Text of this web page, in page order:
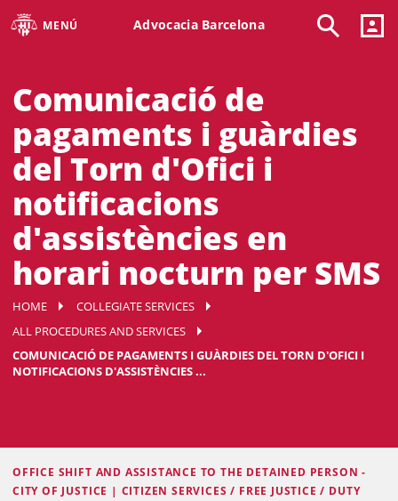
MENÚ Advocacia Barcelona
Comunicació de
pagaments i guàrdies
del Torn d'Ofici i
notificacions
d'assistències en
horari nocturn per SMS
HOME
COLLEGIATE SERVICES
ALL PROCEDURES AND SERVICES
COMUNICACIÓ DE PAGAMENTS I GUÀRDIES DEL TORN D'OFICI I
NOTIFICACIONS D'ASSISTÈNCIES ...
OFFICE SHIFT AND ASSISTANCE TO THE DETAINED PERSON -
CITY OF JUSTICE | CITIZEN SERVICES / FREE JUSTICE / DUTY